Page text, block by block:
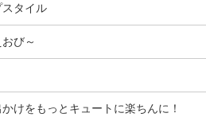
タイル
び～
けをもっとキュートに楽ちんに！